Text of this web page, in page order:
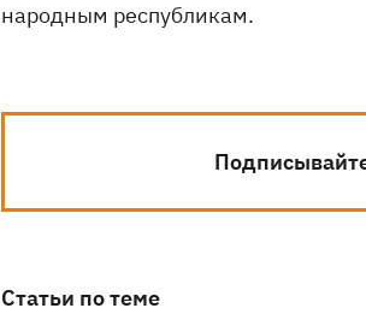
народным республикам.
Статьи по теме